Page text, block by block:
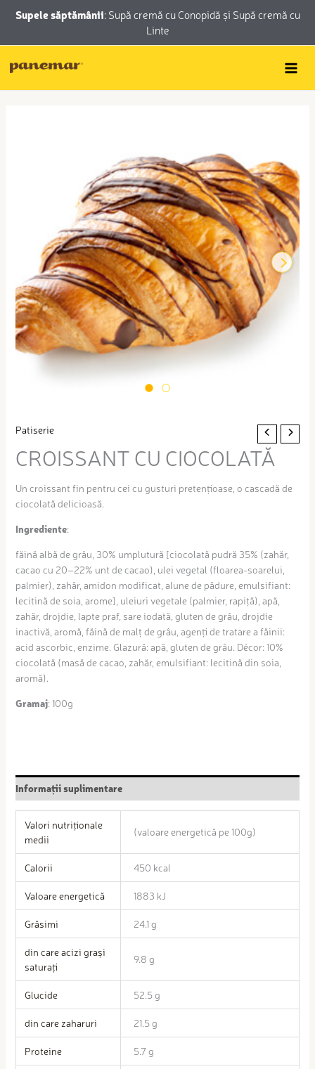
Supele săptămânii:Supă cremă cu Conopidă și Supă cremă cu
Linte
Patiserie
CROISSANT CU CIOCOLATĂ
Un croissant fin pentru cei cu gusturi pretențioase, o cascadă de
ciocolată delicioasă.
Ingrediente:
făină albă de grâu, 30% umplutură [ciocolată pudră 35% (zahăr,
cacao cu 20–22% unt de cacao), ulei vegetal (floarea-soarelui,
palmier), zahăr, amidon modificat, alune de pădure, emulsifiant:
lecitină de soia, arome], uleiuri vegetale (palmier, rapiță), apă,
zahăr, drojdie, lapte praf, sare iodată, gluten de grâu, drojdie
inactivă, aromă, făină de malț de grâu, agenți de tratare a făinii:
acid ascorbic, enzime. Glazură: apă, gluten de grâu. Décor: 10%
ciocolată (masă de cacao, zahăr, emulsifiant: lecitină din soia,
aromă).
Gramaj: 100g
Informații suplimentare
Valori nutriționale
medii
(valoare energetică pe 100g)
Calorii 450 kcal
Valoare energetică 1883 kJ
Grăsimi 24.1 g
din care acizi grași
saturați
9.8 g
Glucide 52.5 g
din care zaharuri 21.5 g
Proteine 5.7 g